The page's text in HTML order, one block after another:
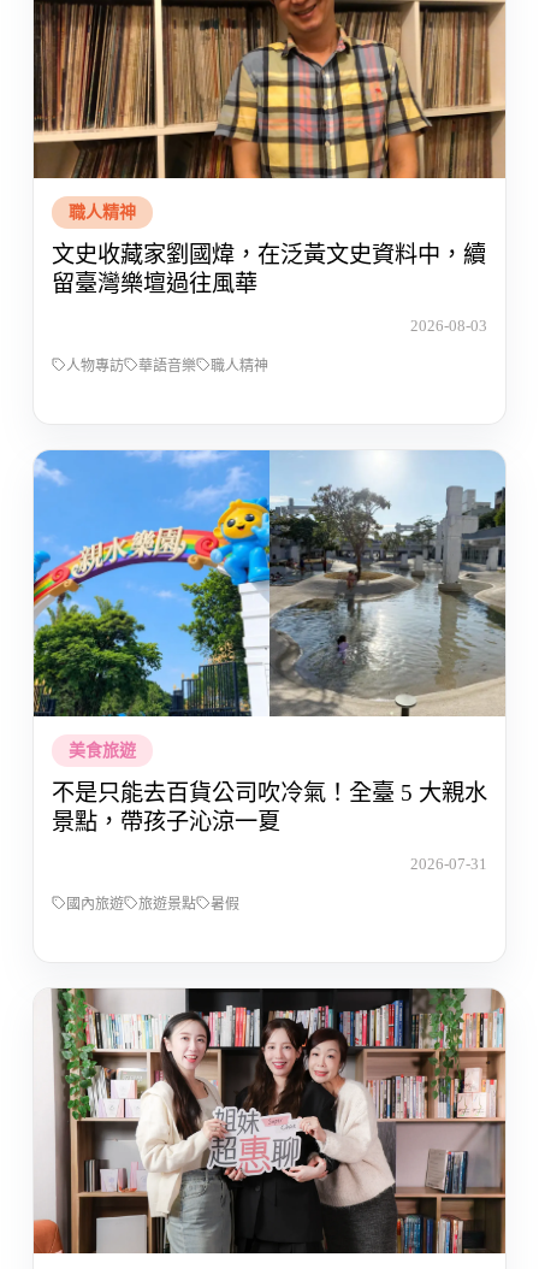
職人精神
文史收藏家劉國煒，在泛黃文史資料中，續
留臺灣樂壇過往風華
2026-08-03
人物專訪 華語音樂 職人精神
美食旅遊
不是只能去百貨公司吹冷氣！全臺 5 大親水
景點，帶孩子沁涼一夏
2026-07-31
國內旅遊 旅遊景點 暑假